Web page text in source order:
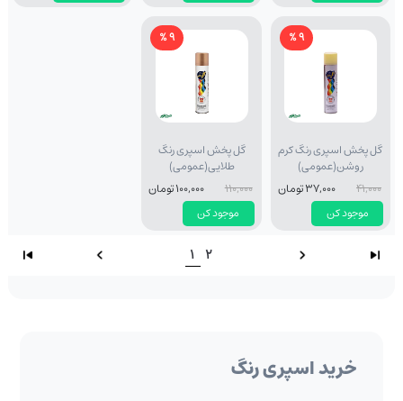
9 %
گل پخش اسپری رنگ کرم
روشن(عمومی)
موجود کن
41,000 37,000 تومان
9 %
گل پخش اسپری رنگ
طلایی(عمومی)
موجود کن
110,000 100,000 تومان
1 2
خرید اسپری رنگ